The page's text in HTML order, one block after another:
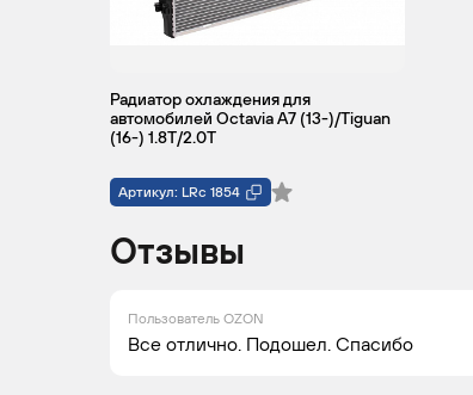
Радиатор охлаждения для
автомобилей Octavia A7 (13-)/Tiguan
(16-) 1.8T/2.0T
Артикул: LRc 1854
Отзывы
Пользователь OZON
Все отлично. Подошел. Спасибо